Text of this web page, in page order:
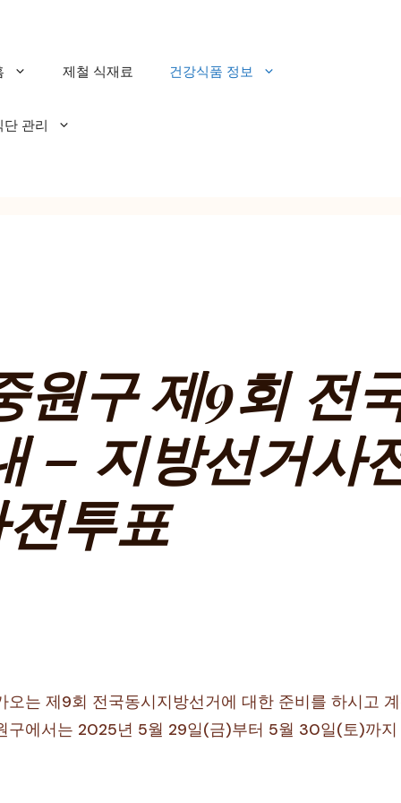
제철 식재료 건강식품 정보
단 관리
원구 제9회 전
– 지방선거사
투표
는 제9회 전국동시지방선거에 대한 준비를 하시고
구에서는 2025년 5월 29일(금)부터 5월 30일(토)까